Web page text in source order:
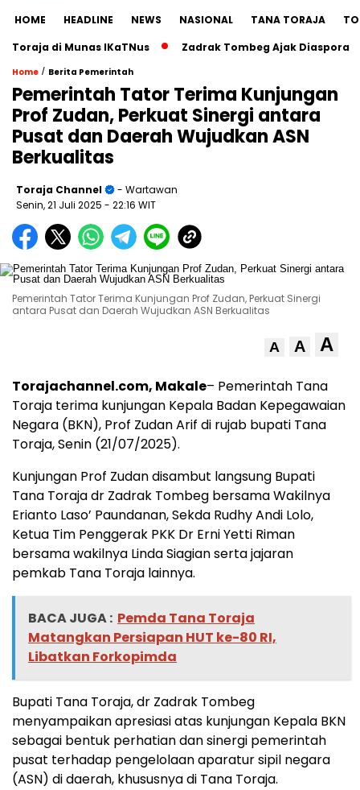
HOME HEADLINE NEWS NASIONAL TANA TORAJA
di Munas IKaTNus
Zadrak Tombeg Ajak Diaspora
Home / Berita Pemerintah
Pemerintah Tator Terima Kunjungan
Prof Zudan, Perkuat Sinergi antara
Pusat dan Daerah Wujudkan ASN
Berkualitas
Toraja Channel
- Wartawan
Senin, 21 Juli 2025 - 22:16 WIT
Pemerintah Tator Terima Kunjungan Prof Zudan, Perkuat Sinergi
antara Pusat dan Daerah Wujudkan ASN Berkualitas
A A A
Torajachannel.com, Makale– Pemerintah Tana
Toraja terima kunjungan Kepala Badan Kepegawaian
Negara (BKN), Prof Zudan Arif di rujab bupati Tana
Toraja, Senin (21/07/2025).
Kunjungan Prof Zudan disambut langsung Bupati
Tana Toraja dr Zadrak Tombeg bersama Wakilnya
Erianto Laso’ Paundanan, Sekda Rudhy Andi Lolo,
Ketua Tim Penggerak PKK Dr Erni Yetti Riman
bersama wakilnya Linda Siagian serta jajaran
pemkab Tana Toraja lainnya.
BACA JUGA : Pemda Tana Toraja
Matangkan Persiapan HUT ke-80 RI,
Libatkan Forkopimda
Bupati Tana Toraja, dr Zadrak Tombeg
menyampaikan apresiasi atas kunjungan Kepala BKN
sebagai bentuk perhatian dan sinergi pemerintah
pusat terhadap pengelolaan aparatur sipil negara
(ASN) di daerah, khususnya di Tana Toraja.